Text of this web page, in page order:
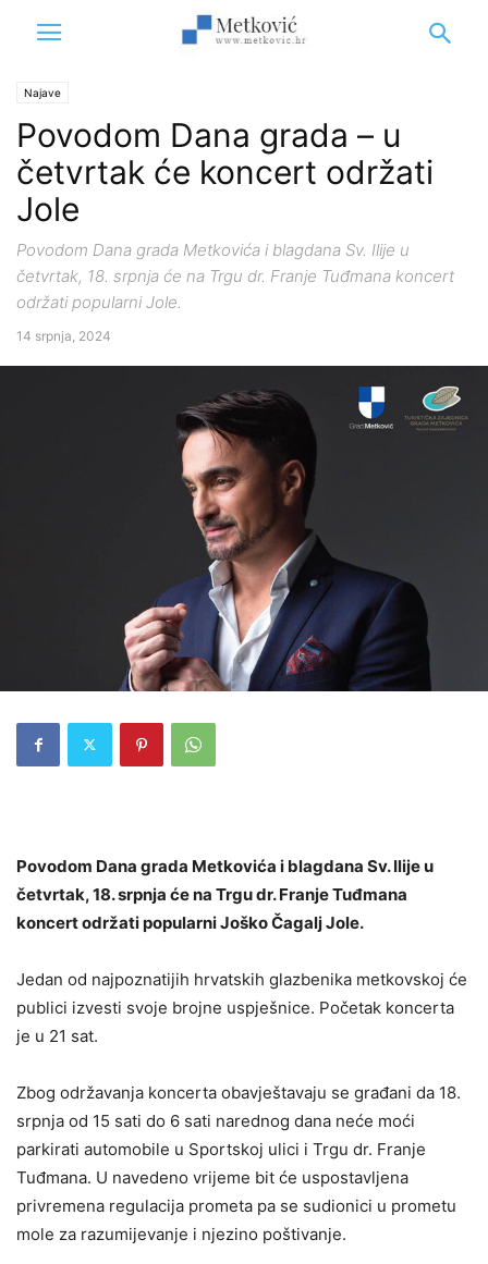
Najave
Povodom Dana grada – u
četvrtak će koncert održati
Jole
Povodom Dana grada Metkovića i blagdana Sv. Ilije u
četvrtak, 18. srpnja će na Trgu dr. Franje Tuđmana koncert
održati popularni Jole.
14 srpnja, 2024
Povodom Dana grada Metkovića i blagdana Sv. Ilije u
četvrtak, 18. srpnja će na Trgu dr. Franje Tuđmana
koncert održati popularni Joško Čagalj Jole.
Jedan od najpoznatijih hrvatskih glazbenika metkovskoj će
publici izvesti svoje brojne uspješnice. Početak koncerta
je u 21 sat.
Zbog održavanja koncerta obavještavaju se građani da 18.
srpnja od 15 sati do 6 sati narednog dana neće moći
parkirati automobile u Sportskoj ulici i Trgu dr. Franje
Tuđmana. U navedeno vrijeme bit će uspostavljena
privremena regulacija prometa pa se sudionici u prometu
mole za razumijevanje i njezino poštivanje.